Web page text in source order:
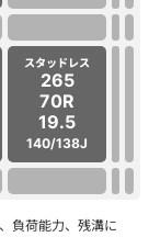
スタッドレス
265
70R
19.5
140/138J
負荷能力、残溝に